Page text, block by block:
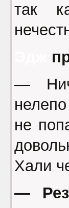
так
—
не
Хали
—